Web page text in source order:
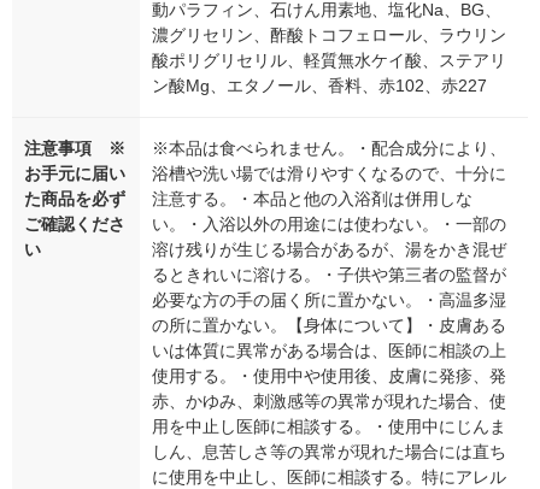
動パラフィン、石けん用素地、塩化Na、BG、
濃グリセリン、酢酸トコフェロール、ラウリン
酸ポリグリセリル、軽質無水ケイ酸、ステアリ
ン酸Mg、エタノール、香料、赤102、赤227
注意事項 ※
お手元に届い
た商品を必ず
ご確認くださ
い
※本品は食べられません。・配合成分により、
浴槽や洗い場では滑りやすくなるので、十分に
注意する。・本品と他の入浴剤は併用しな
い。・入浴以外の用途には使わない。・一部の
溶け残りが生じる場合があるが、湯をかき混ぜ
るときれいに溶ける。・子供や第三者の監督が
必要な方の手の届く所に置かない。・高温多湿
の所に置かない。【身体について】・皮膚ある
いは体質に異常がある場合は、医師に相談の上
使用する。・使用中や使用後、皮膚に発疹、発
赤、かゆみ、刺激感等の異常が現れた場合、使
用を中止し医師に相談する。・使用中にじんま
しん、息苦しさ等の異常が現れた場合には直ち
に使用を中止し、医師に相談する。特にアレル